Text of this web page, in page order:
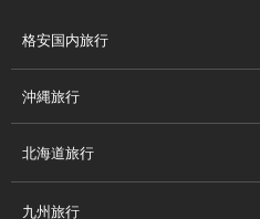
格安国内旅行
沖縄旅行
北海道旅行
九州旅行